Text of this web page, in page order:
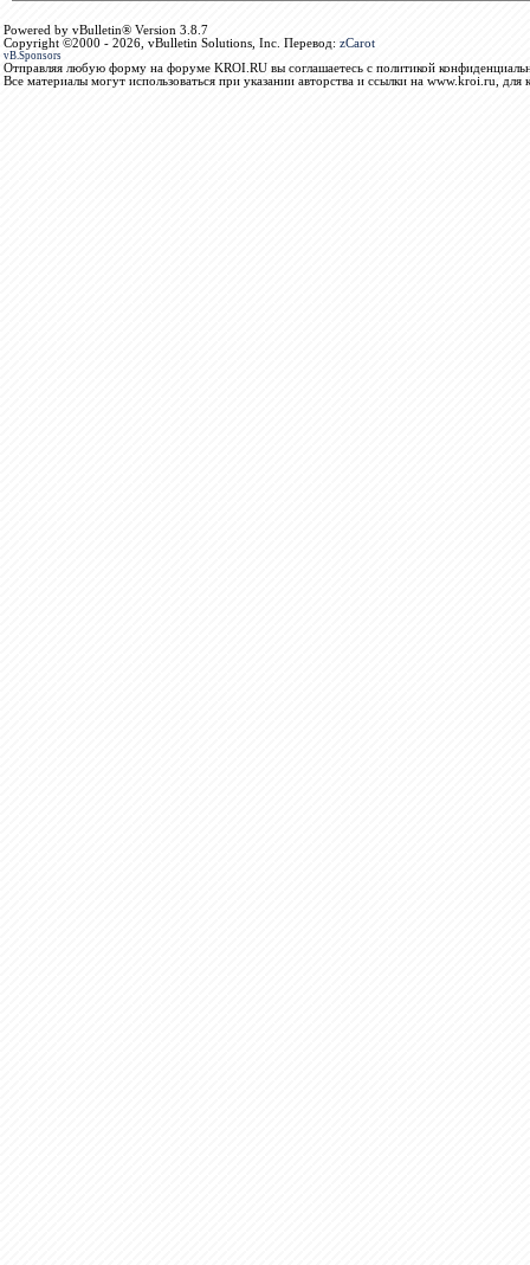
Powered by vBulletin® Version 3.8.7
Copyright ©2000 - 2026, vBulletin Solutions, Inc. Перевод: zCarot
vB.Sponsors
Отправляя любую форму на форуме KROI.RU вы соглашаетесь с политикой
Все материалы могут использоваться при указании авторства и ссылки на www.kroi.ru, для